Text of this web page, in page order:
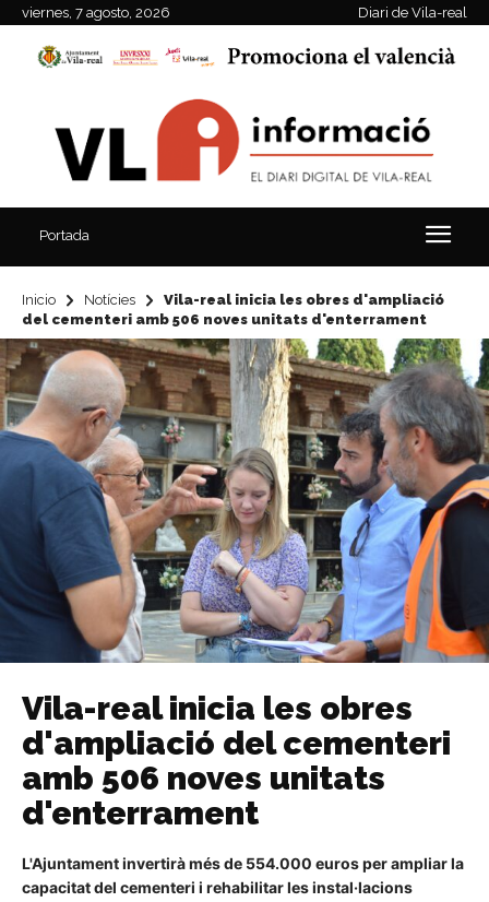
viernes, 7 agosto, 2026 Diari de Vila-real
Portada
Inicio Notícies
Vila-real inicia les obres d'ampliació
del cementeri amb 506 noves unitats d'enterrament
Vila-real inicia les obres
d'ampliació del cementeri
amb 506 noves unitats
d'enterrament
L'Ajuntament invertirà més de 554.000 euros per ampliar la
capacitat del cementeri i rehabilitar les instal·lacions